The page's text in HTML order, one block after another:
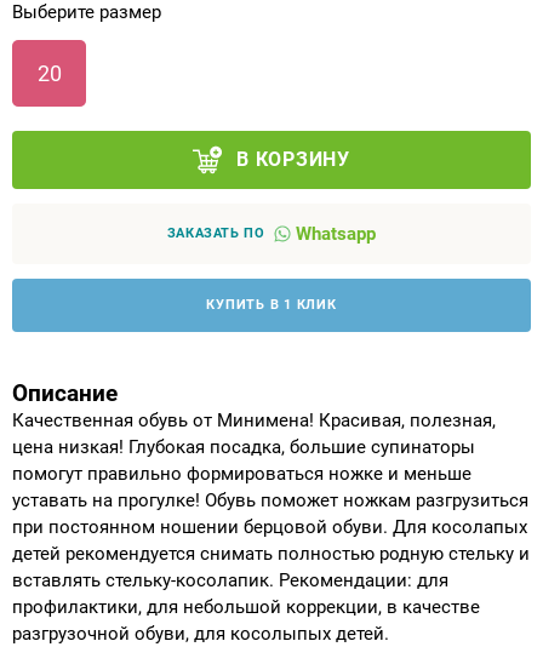
Выберите размер
20
В КОРЗИНУ
ЗАКАЗАТЬ ПО Whatsapp
КУПИТЬ В 1 КЛИК
Описание
Качественная обувь от Минимена! Красивая, полезная,
цена низкая! Глубокая посадка, большие супинаторы
помогут правильно формироваться ножке и меньше
уставать на прогулке! Обувь поможет ножкам разгрузиться
при постоянном ношении берцовой обуви. Для косолапых
детей рекомендуется снимать полностью родную стельку и
вставлять стельку-косолапик. Рекомендации: для
профилактики, для небольшой коррекции, в качестве
разгрузочной обуви, для косолыпых детей.
Аппараты на суставы
Санитарные приспособления для
инвалидов
инвалидов
Индивидуальное изготовление